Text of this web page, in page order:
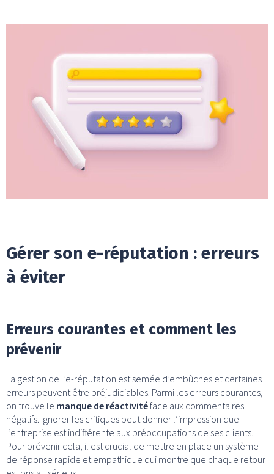
Gérer son e-réputation : erreurs
à éviter
Erreurs courantes et comment les
prévenir
La gestion de l’e-réputation est semée d’embûches et certaines
erreurs peuvent être préjudiciables. Parmi les erreurs courantes,
on trouve le manque de réactivitéface aux commentaires
négatifs. Ignorer les critiques peut donner l’impression que
l’entreprise est indifférente aux préoccupations de ses clients.
Pour prévenir cela, il est crucial de mettre en place un système
de réponse rapide et empathique qui montre que chaque retour